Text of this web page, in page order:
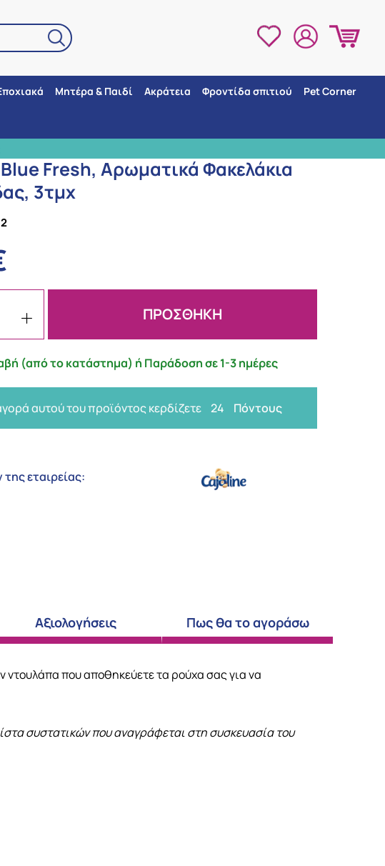
Μητέρα & Παιδί Ακράτεια Φροντίδα σπιτιού Pet Corner
Φρεσκάδας, 3τμχ
Fresh, Αρωματικά Φακελάκια
3τμχ
ΠΡΟΣΘΗΚΗ
(από το κατάστημα) ή Παράδοση σε 1-3 ημέρες
αυτού του προϊόντος κερδίζετε 24 Πόντους
της εταιρείας:
Αξιολογήσεις Πως θα το αγοράσω
που αποθηκεύετε τα ρούχα σας για να
συστατικών που αναγράφεται στη συσκευασία του